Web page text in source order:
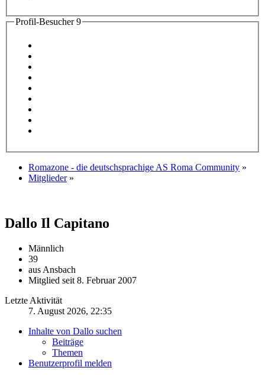
Profil-Besucher9
Romazone - die deutschsprachige AS Roma Community »
Mitglieder »
Dallo Il Capitano
Männlich
39
aus Ansbach
Mitglied seit 8. Februar 2007
Letzte Aktivität
7. August 2026, 22:35
Inhalte von Dallo suchen
Beiträge
Themen
Benutzerprofil melden